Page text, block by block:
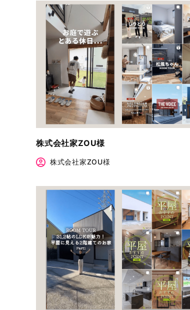
株式会社家ZOU様
株式会社家ZOU様